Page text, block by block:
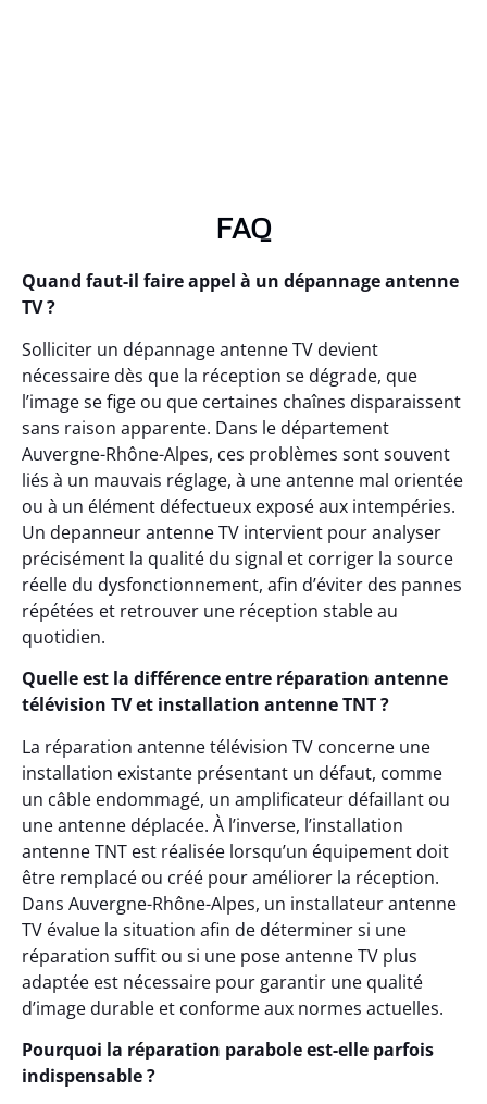
FAQ
Quand faut-il faire appel à un dépannage antenne
TV ?
Solliciter un dépannage antenne TV devient
nécessaire dès que la réception se dégrade, que
l’image se fige ou que certaines chaînes disparaissent
sans raison apparente. Dans le département
Auvergne-Rhône-Alpes, ces problèmes sont souvent
liés à un mauvais réglage, à une antenne mal orientée
ou à un élément défectueux exposé aux intempéries.
Un depanneur antenne TV intervient pour analyser
précisément la qualité du signal et corriger la source
réelle du dysfonctionnement, afin d’éviter des pannes
répétées et retrouver une réception stable au
quotidien.
Quelle est la différence entre réparation antenne
télévision TV et installation antenne TNT ?
La réparation antenne télévision TV concerne une
installation existante présentant un défaut, comme
un câble endommagé, un amplificateur défaillant ou
une antenne déplacée. À l’inverse, l’installation
antenne TNT est réalisée lorsqu’un équipement doit
être remplacé ou créé pour améliorer la réception.
Dans Auvergne-Rhône-Alpes, un installateur antenne
TV évalue la situation afin de déterminer si une
réparation suffit ou si une pose antenne TV plus
adaptée est nécessaire pour garantir une qualité
d’image durable et conforme aux normes actuelles.
Pourquoi la réparation parabole est-elle parfois
indispensable ?